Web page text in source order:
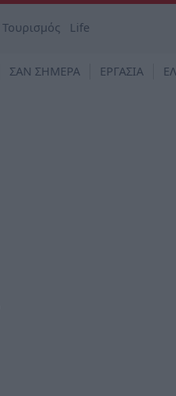
Τουρισμός Life
ΣΑΝ ΣΗΜΕΡΑ ΕΡΓΑΣΙΑ